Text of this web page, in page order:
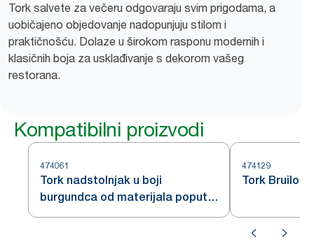
Tork salvete za večeru odgovaraju svim prigodama, a
uobičajeno objedovanje nadopunjuju stilom i
praktičnošću. Dolaze u širokom rasponu modernih i
klasičnih boja za usklađivanje s dekorom vašeg
restorana.
Kompatibilni proizvodi
474061
Tork nadstolnjak u boji
burgundca od materijala poput
tkanine
474129
Tork